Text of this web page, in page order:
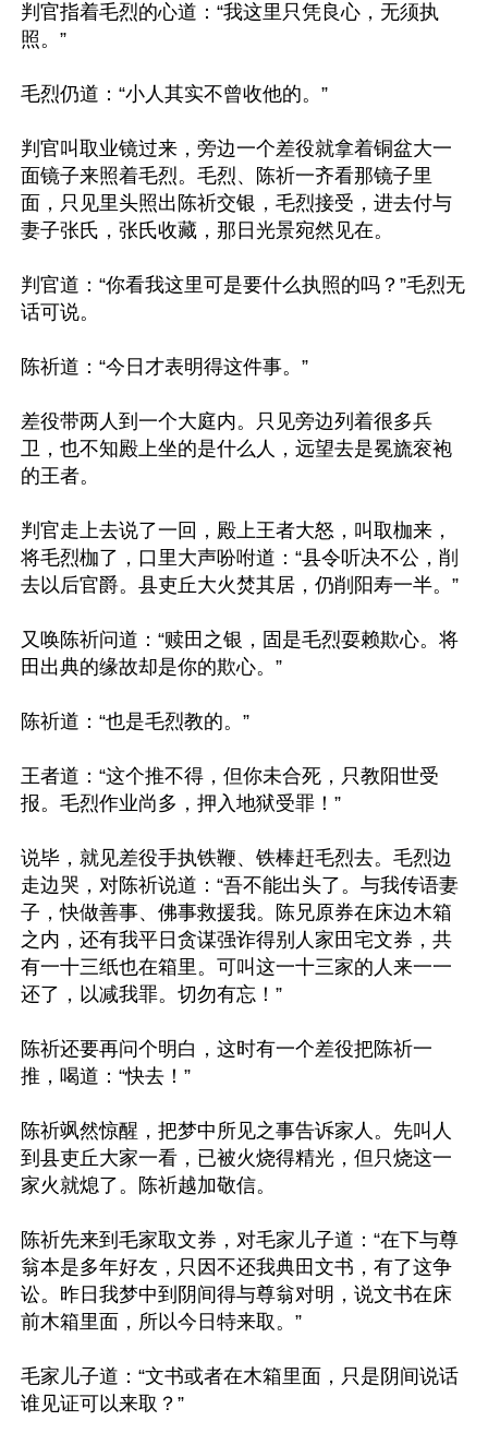
判官指着毛烈的心道：“我这里只凭良心，无须执
照。”
毛烈仍道：“小人其实不曾收他的。”
判官叫取业镜过来，旁边一个差役就拿着铜盆大一
面镜子来照着毛烈。毛烈、陈祈一齐看那镜子里
面，只见里头照出陈祈交银，毛烈接受，进去付与
妻子张氏，张氏收藏，那日光景宛然见在。
判官道：“你看我这里可是要什么执照的吗？”毛烈无
话可说。
陈祈道：“今日才表明得这件事。”
差役带两人到一个大庭内。只见旁边列着很多兵
卫，也不知殿上坐的是什么人，远望去是冕旒衮袍
的王者。
判官走上去说了一回，殿上王者大怒，叫取枷来，
将毛烈枷了，口里大声吩咐道：“县令听决不公，削
去以后官爵。县吏丘大火焚其居，仍削阳寿一半。”
又唤陈祈问道：“赎田之银，固是毛烈耍赖欺心。将
田出典的缘故却是你的欺心。”
陈祈道：“也是毛烈教的。”
王者道：“这个推不得，但你未合死，只教阳世受
报。毛烈作业尚多，押入地狱受罪！”
说毕，就见差役手执铁鞭、铁棒赶毛烈去。毛烈边
走边哭，对陈祈说道：“吾不能出头了。与我传语妻
子，快做善事、佛事救援我。陈兄原券在床边木箱
之内，还有我平日贪谋强诈得别人家田宅文券，共
有一十三纸也在箱里。可叫这一十三家的人来一一
还了，以减我罪。切勿有忘！”
陈祈还要再问个明白，这时有一个差役把陈祈一
推，喝道：“快去！”
陈祈飒然惊醒，把梦中所见之事告诉家人。先叫人
到县吏丘大家一看，已被火烧得精光，但只烧这一
家火就熄了。陈祈越加敬信。
陈祈先来到毛家取文券，对毛家儿子道：“在下与尊
翁本是多年好友，只因不还我典田文书，有了这争
讼。昨日我梦中到阴间得与尊翁对明，说文书在床
前木箱里面，所以今日特来取。”
毛家儿子道：“文书或者在木箱里面，只是阴间说话
谁见证可以来取？”